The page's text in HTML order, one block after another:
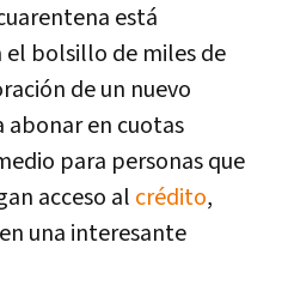
está
bolsillo de miles de
de un nuevo
en cuotas
para personas que
acceso al crédito,
una interesante